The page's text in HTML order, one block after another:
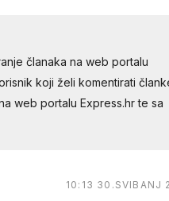
članaka na web portalu
koji želi komentirati
web portalu Express.hr te sa
10:13 30.SVIBANJ